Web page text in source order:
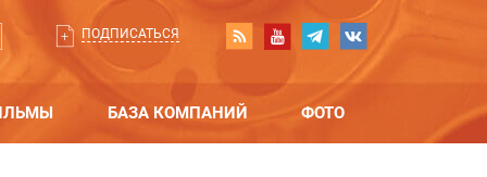
ПОДПИСАТЬСЯ
БАЗА КОМПАНИЙ ФОТО